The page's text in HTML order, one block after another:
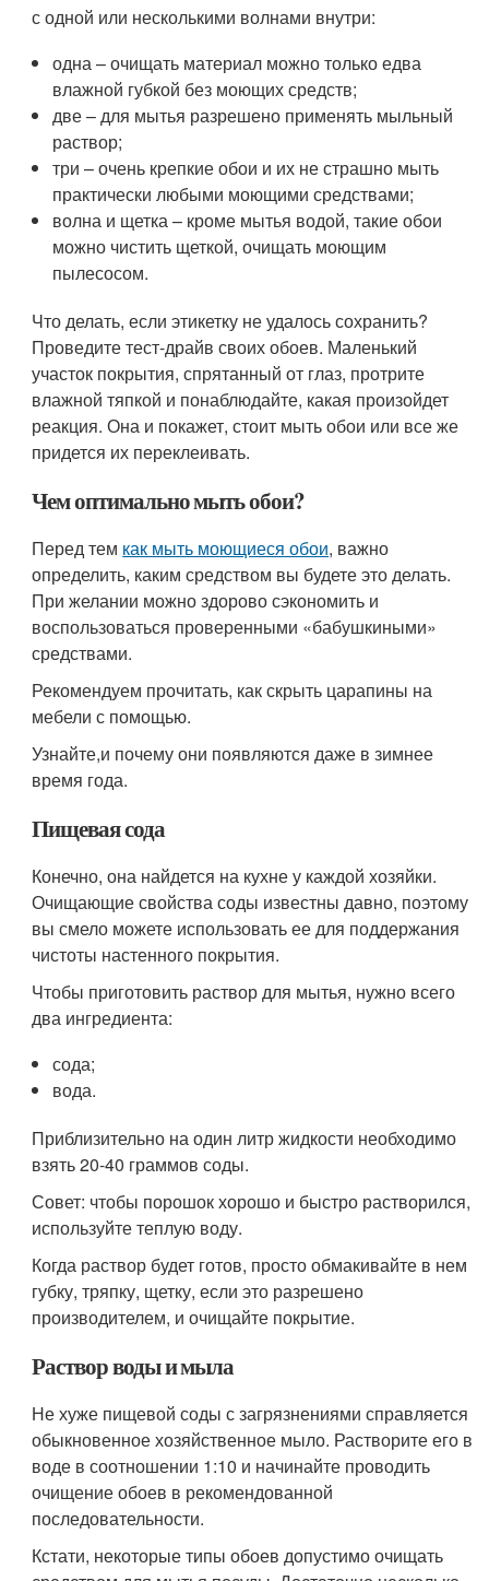
с одной или несколькими волнами внутри:
одна – очищать материал можно только едва
влажной губкой без моющих средств;
две – для мытья разрешено применять мыльный
раствор;
три – очень крепкие обои и их не страшно мыть
практически любыми моющими средствами;
волна и щетка – кроме мытья водой, такие обои
можно чистить щеткой, очищать моющим
пылесосом.
Что делать, если этикетку не удалось сохранить?
Проведите тест-драйв своих обоев. Маленький
участок покрытия, спрятанный от глаз, протрите
влажной тяпкой и понаблюдайте, какая произойдет
реакция. Она и покажет, стоит мыть обои или все же
придется их переклеивать.
Чем оптимально мыть обои?
Перед тем как мыть моющиеся обои, важно
определить, каким средством вы будете это делать.
При желании можно здорово сэкономить и
воспользоваться проверенными «бабушкиными»
средствами.
Рекомендуем прочитать, как скрыть царапины на
мебели с помощью.
Узнайте,и почему они появляются даже в зимнее
время года.
Пищевая сода
Конечно, она найдется на кухне у каждой хозяйки.
Очищающие свойства соды известны давно, поэтому
вы смело можете использовать ее для поддержания
чистоты настенного покрытия.
Чтобы приготовить раствор для мытья, нужно всего
два ингредиента:
сода;
вода.
Приблизительно на один литр жидкости необходимо
взять 20-40 граммов соды.
Совет: чтобы порошок хорошо и быстро растворился,
используйте теплую воду.
Когда раствор будет готов, просто обмакивайте в нем
губку, тряпку, щетку, если это разрешено
производителем, и очищайте покрытие.
Раствор воды и мыла
Не хуже пищевой соды с загрязнениями справляется
обыкновенное хозяйственное мыло. Растворите его в
воде в соотношении 1:10 и начинайте проводить
очищение обоев в рекомендованной
последовательности.
Кстати, некоторые типы обоев допустимо очищать